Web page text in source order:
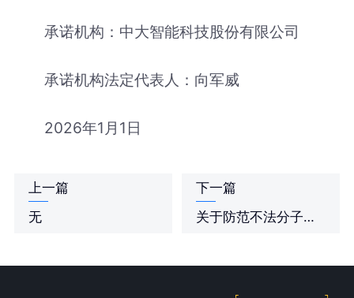
承诺机构：中大智能科技股份有限公司
承诺机构法定代表人：向军威
2026年1月1日
上一篇
无
下一篇
关于防范不法分子冒用中大智能科技股份有限公司名义进行非法活动的严正声明